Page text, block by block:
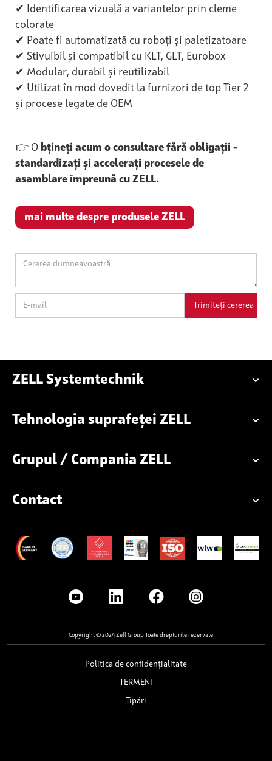
✔ Identificarea vizuală a variantelor prin cleme
colorate
✔ Poate fi automatizată cu roboți și paletizatoare
✔ Stivuibil și compatibil cu KLT, GLT, Eurobox
✔ Modular, durabil și reutilizabil
✔ Utilizat în mod dovedit la furnizori de top Tier 2
și procese legate de OEM
👉 O bțineți acum o consultare fără obligații -
standardizați și accelerați procesele de
asamblare împreună cu ZELL.
mai multe despre produsele ZELL
ZELL Systemtechnik
Tehnologia suprafeței ZELL
Grupul / Compania ZELL
Contact
Copyright © 2024 Zell Group Toate drepturile rezervate
Politica de confidențialitate
TERMENI
Tipări